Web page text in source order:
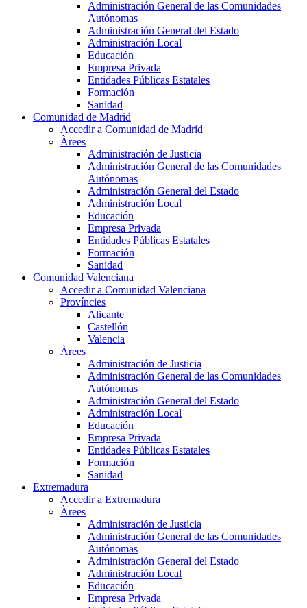
Administración General de las Comunidades
Autónomas
Administración General del Estado
Administración Local
Educación
Empresa Privada
Entidades Públicas Estatales
Formación
Sanidad
Comunidad de Madrid
Accedir a Comunidad de Madrid
Àrees
Administración de Justicia
Administración General de las Comunidades
Autónomas
Administración General del Estado
Administración Local
Educación
Empresa Privada
Entidades Públicas Estatales
Formación
Sanidad
Comunidad Valenciana
Accedir a Comunidad Valenciana
Províncies
Alicante
Castellón
Valencia
Àrees
Administración de Justicia
Administración General de las Comunidades
Autónomas
Administración General del Estado
Administración Local
Educación
Empresa Privada
Entidades Públicas Estatales
Formación
Sanidad
Extremadura
Accedir a Extremadura
Àrees
Administración de Justicia
Administración General de las Comunidades
Autónomas
Administración General del Estado
Administración Local
Educación
Empresa Privada